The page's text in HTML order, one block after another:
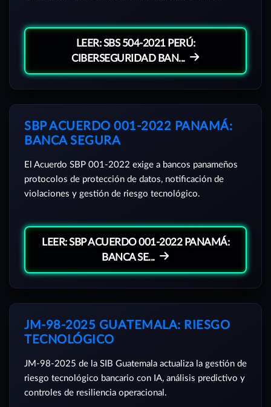
LEER: SBS 504-2021 PERÚ:
CIBERSEGURIDAD BAN...
SBP ACUERDO 001-2022 PANAMÁ:
BANCA SEGURA
El Acuerdo SBP 001-2022 exige a bancos panameños
protocolos de protección de datos, notificación de
violaciones y gestión de riesgo tecnológico.
LEER: SBP ACUERDO 001-2022 PANAMÁ:
BANCA SE...
JM-98-2025 GUATEMALA: RIESGO
TECNOLÓGICO
JM-98-2025 de la SIB Guatemala actualiza la gestión de
riesgo tecnológico bancario con IA, análisis predictivo y
controles de resiliencia operacional.